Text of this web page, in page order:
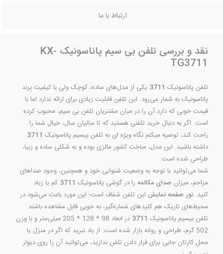
ارتباط با ما
نقد و بررسی تلفن بی سیم پاناسونیک KX-
TG3711
تلفن پاناسونیک 3711 یکی از مدل‌های ساده، کوچک ولی با کیفیت بِرند
پاناسونیک به شمار می‌رود. این تلفن قابلیت زیادی برای ارائه ندارد اما با
قیمت خوبی که دارد آن را در میان مشتریان تلفن بی سیم، محبوب کرده
است. اگر به دنبال خرید تلفنی هستید که تا سالیان سال، خیال شما را
راحت کند، توصیه میکنم نگاه ویژه ای به تلفن بیسیم پاناسونیک 3711
داشته باشید. این مدل، ساخت کشور مالزی بوده و به شکلی ساده و زیبا،
طراحی شده است.
شما می‌توانید با توجه به وضعیت شنوایی خود و همچنین، وجود صداهای
مزاحم، میزان صدای مکالمه را در گوشی پاناسونیک 3711 کم یا زیاد
کنید. نور صفحه نمایش این تلفن شفاف است؛ این مورد باعث می‌شود در
محیط‌های تاریک هم کلیدهای شماره‌گیر، به خوبی قابل مشاهده باشند.
تلفن بیسیم پاناسونیک 3711
در ابعاد 98 * 128 * 205 میلی‌متر و با وزن
502 گرم، طراحی و روانه بازار شده است. از یاد نبرید که اگر در منزل یا
محل کارتان جایی برای قرار دادن تلفن ندارید، می‌توانید آن را روی دیوار